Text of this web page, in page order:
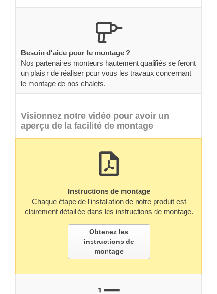
Besoin d'aide pour le montage ?
Nos partenaires monteurs hautement qualifiés se feront
un plaisir de réaliser pour vous les travaux concernant
le montage de nos chalets.
Visionnez notre vidéo pour avoir un
aperçu de la facilité de montage
Instructions de montage
Chaque étape de l'installation de notre produit est
clairement détaillée dans les instructions de montage.
Obtenez les
instructions de
montage